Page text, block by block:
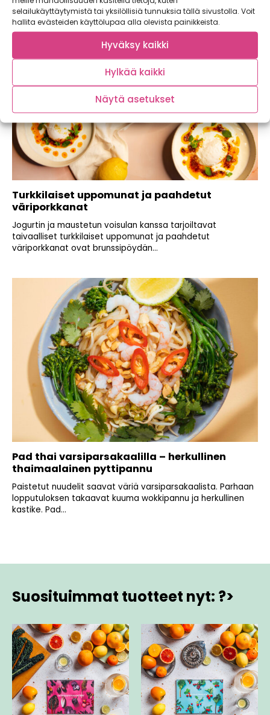
selailukäyttäytymistä tai yksilöllisiä tunnuksia tällä sivustolla. Voit
hallita evästeiden käyttölupaa alla olevista painikkeista.
Hyväksy kaikki
Hylkää kaikki
Näytä asetukset
Turkkilaiset uppomunat ja paahdetut
väriporkkanat
Jogurtin ja maustetun voisulan kanssa tarjoiltavat
taivaalliset turkkilaiset uppomunat ja paahdetut
väriporkkanat ovat brunssipöydän...
Pad thai varsiparsakaalilla – herkullinen
thaimaalainen pyttipannu
Paistetut nuudelit saavat väriä varsiparsakaalista. Parhaan
lopputuloksen takaavat kuuma wokkipannu ja herkullinen
kastike. Pad...
Suosituimmat tuotteet nyt: ?>